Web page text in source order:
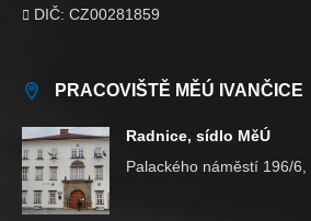
 DIČ: CZ00281859
PRACOVIŠTĚ MĚÚ IVANČICE
Radnice, sídlo MěÚ
Palackého náměstí 196/